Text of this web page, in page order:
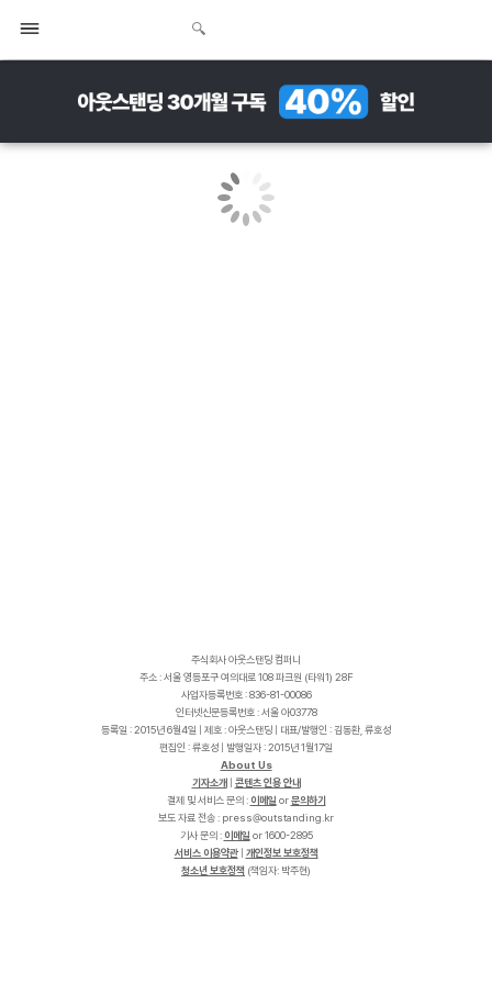
주식회사 아웃스탠딩 컴퍼니
주소 : 서울 영등포구 여의대로 108 파크원 (타워1) 28F
사업자등록번호 : 836-81-00086
인터넷신문등록번호 : 서울 아03778
등록일 : 2015년 6월4일 | 제호 : 아웃스탠딩 | 대표/발행인 : 김동환, 류호성
편집인 : 류호성 | 발행일자 : 2015년 1월17일
About Us
기자소개
콘텐츠 인용 안내
결제 및 서비스 문의 : 이메일 or문의하기
보도 자료 전송 :
r
k
.
g
n
i
d
n
a
t
s
t
u
o
@
s
s
e
r
p
기사 문의 : 이메일 or 1600-2895
서비스 이용약관| 개인정보 보호정책
청소년 보호정책 (책임자: 박주현)